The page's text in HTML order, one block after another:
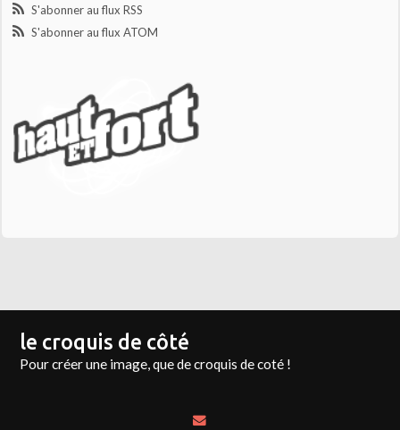
S'abonner au flux RSS
S'abonner au flux ATOM
le croquis de côté
Pour créer une image, que de croquis de coté !